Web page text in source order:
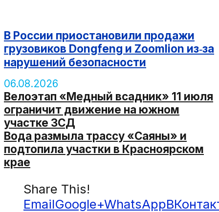
В России приостановили продажи
грузовиков Dongfeng и Zoomlion из‑за
нарушений безопасности
06.08.2026
Велоэтап «Медный всадник» 11 июля
ограничит движение на южном
участке ЗСД
Вода размыла трассу «Саяны» и
подтопила участки в Красноярском
крае
Share This!
EmailGoogle+WhatsApp